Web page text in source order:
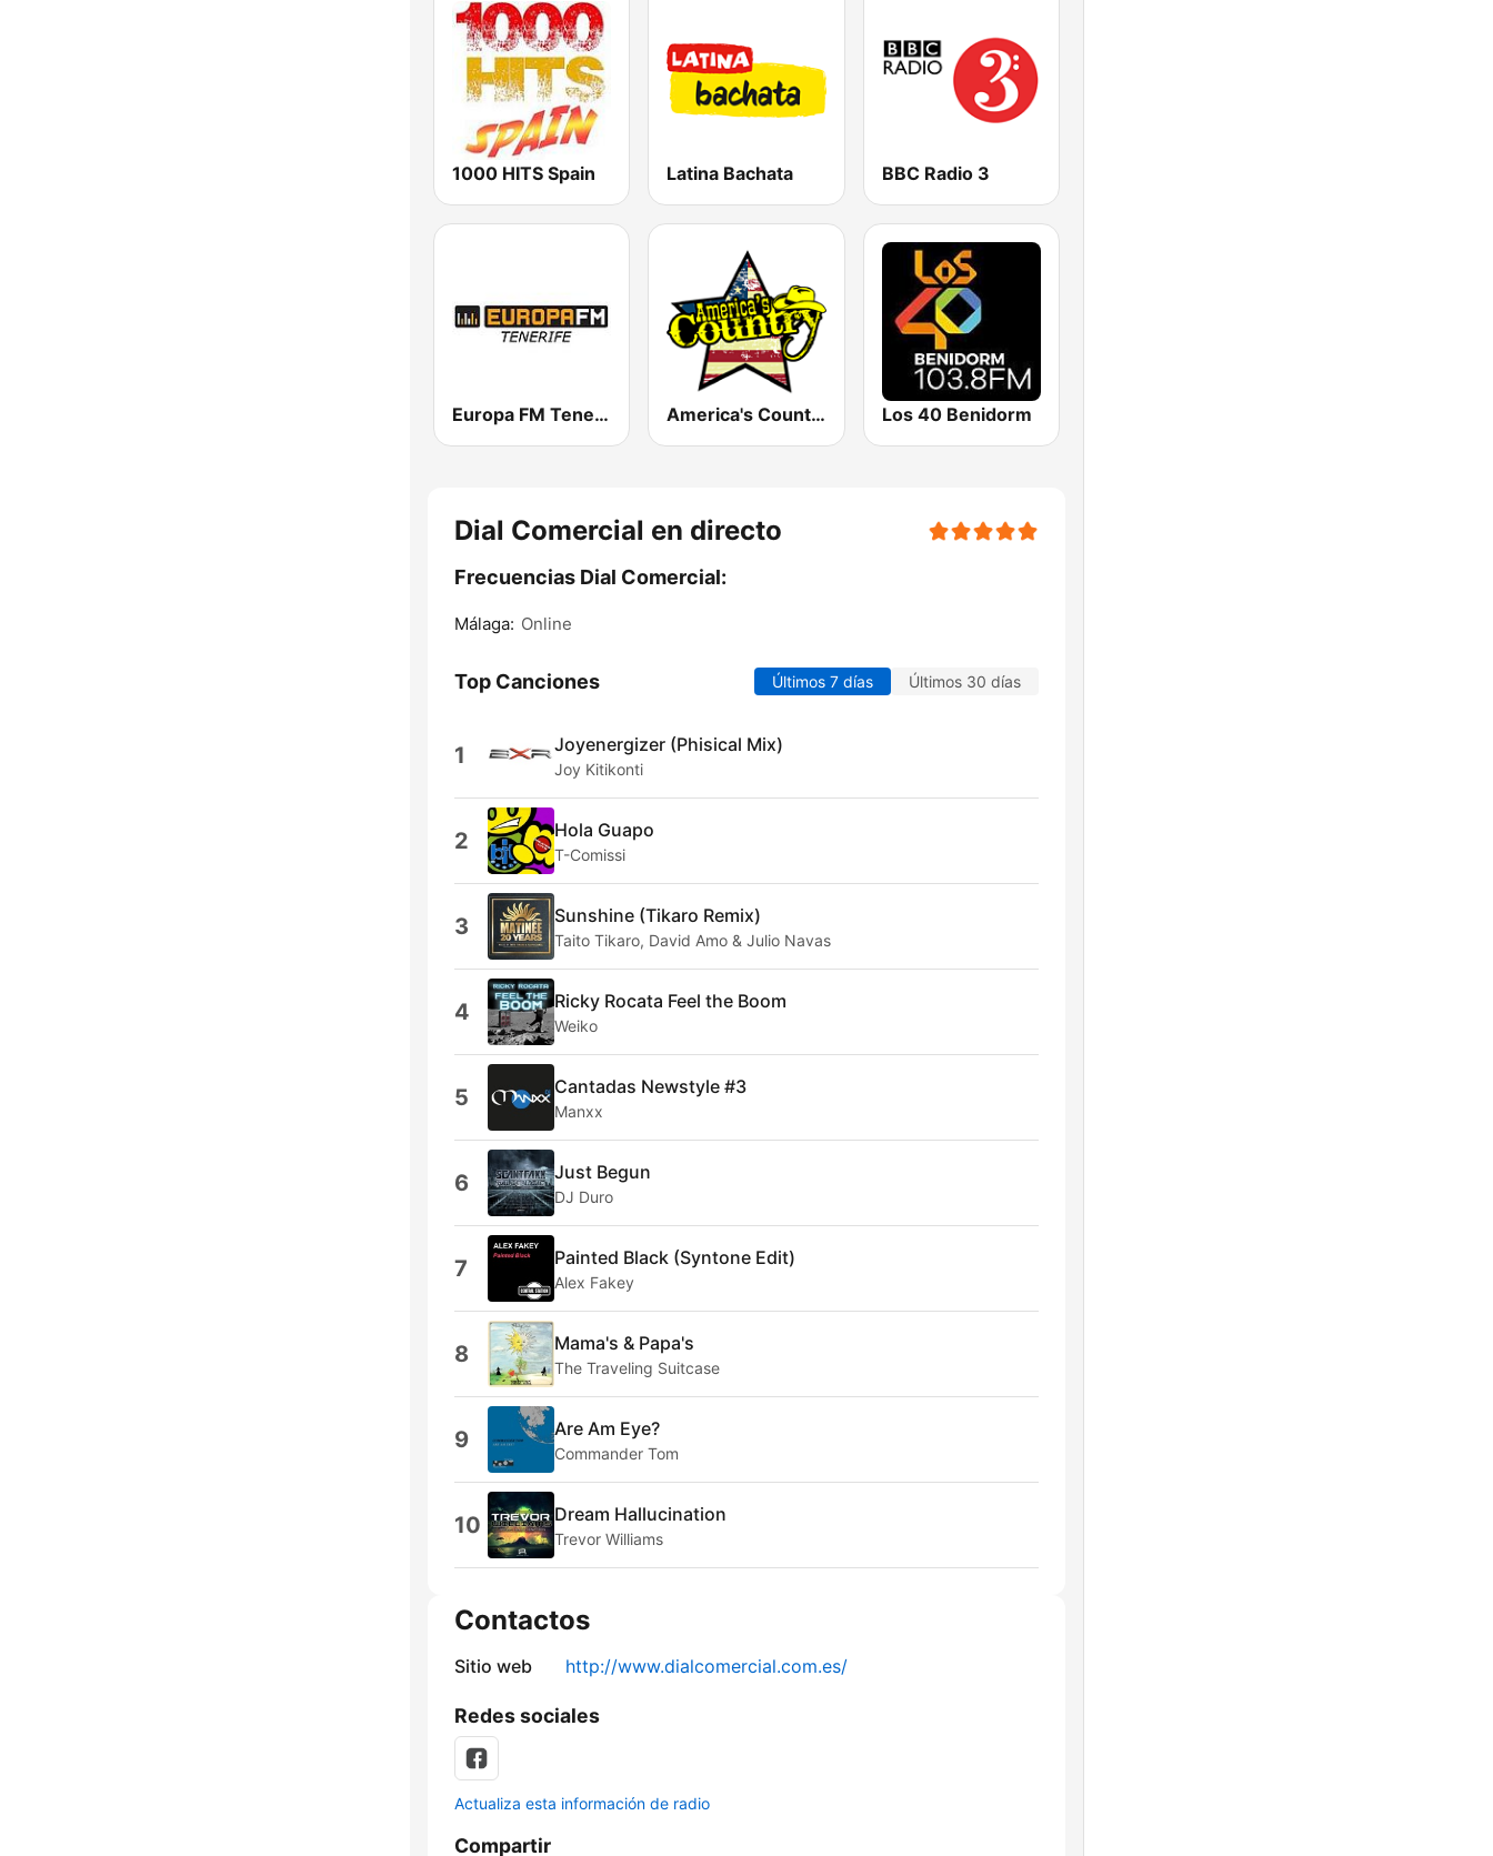
1000 HITS Spain Latina Bachata BBC Radio 3
Europa FM Tenerife America's Country Los 40 Benidorm
Dial Comercial en directo
Frecuencias Dial Comercial:
Málaga: Online
Top Canciones Últimos 7 días Últimos 30 días
1 Joyenergizer (Phisical Mix)
Joy Kitikonti
2 Hola Guapo
T-Comissi
3 Sunshine (Tikaro Remix)
Taito Tikaro, David Amo & Julio Navas
4 Ricky Rocata Feel the Boom
Weiko
5 Cantadas Newstyle #3
Manxx
6 Just Begun
DJ Duro
7 Painted Black (Syntone Edit)
Alex Fakey
8 Mama's & Papa's
The Traveling Suitcase
9 Are Am Eye?
Commander Tom
10 Dream Hallucination
Trevor Williams
Contactos
Sitio web http://www.dialcomercial.com.es/
Redes sociales
Actualiza esta información de radio
Compartir